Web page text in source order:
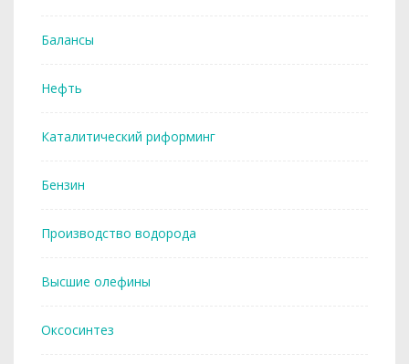
Балансы
Нефть
Каталитический риформинг
Бензин
Производство водорода
Высшие олефины
Оксосинтез